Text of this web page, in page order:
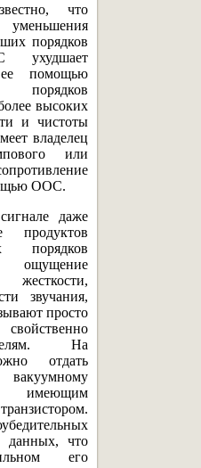
что
уменьшения
порядков
ухудшает
помощью
высоких
и чистоты
владелец
или
ООС.
даже
продуктов
порядков
ощущение
звучания,
просто
На
отдать
имеющим
данных, что
его